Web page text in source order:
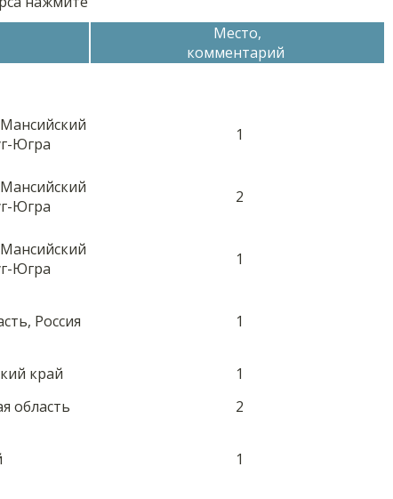
Место,
комментарий
Югра
1
Югра
2
Югра
1
Россия 1
край
1
область 2
1